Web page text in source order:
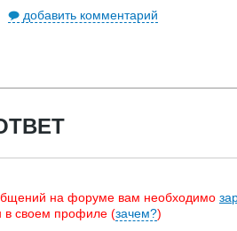
добавить комментарий
на форуме вам необходимо
в своем профиле (зачем?)